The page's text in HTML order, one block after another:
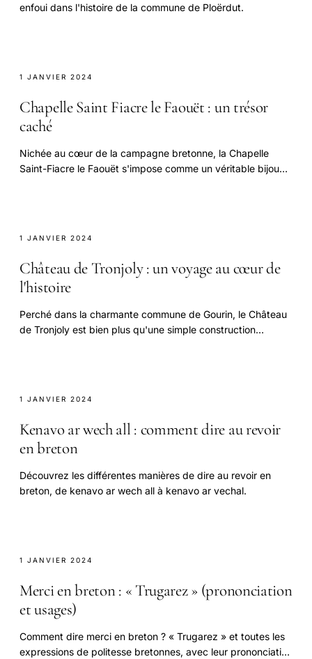
enfoui dans l'histoire de la commune de Ploërdut.
1 JANVIER 2024
Chapelle Saint Fiacre le Faouët : un trésor
caché
Nichée au cœur de la campagne bretonne, la Chapelle
Saint-Fiacre le Faouët s'impose comme un véritable bijou
1 JANVIER 2024
Château de Tronjoly : un voyage au cœur de
l'histoire
Perché dans la charmante commune de Gourin, le Château
de Tronjoly est bien plus qu'une simple construction
1 JANVIER 2024
Kenavo ar wech all : comment dire au revoir
en breton
Découvrez les différentes manières de dire au revoir en
breton, de kenavo ar wech all à kenavo ar vechal.
1 JANVIER 2024
Merci en breton : « Trugarez » (prononciation
et usages)
Comment dire merci en breton ? « Trugarez » et toutes les
expressions de politesse bretonnes, avec leur prononciation